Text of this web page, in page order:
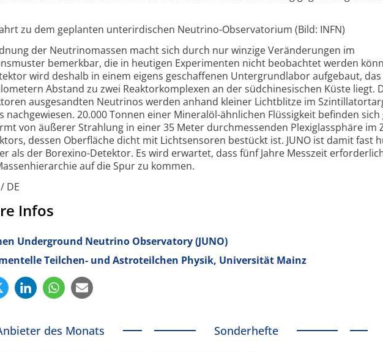
zu dem geplanten unterirdischen Neutrino-Observatorium (Bild: INFN)
der Neutrinomassen macht sich durch nur winzige Veränderungen im
bemerkbar, die in heutigen Experimenten nicht beobachtet werden
wird deshalb in einem eigens geschaffenen Untergrundlabor aufgebaut,
Abstand zu zwei Reaktorkomplexen an der südchinesischen Küste liegt.
ausgesandten Neutrinos werden anhand kleiner Lichtblitze im
nachgewiesen. 20.000 Tonnen einer Mineralöl-ähnlichen Flüssigkeit befinden sich
von äußerer Strahlung in einer 35 Meter durchmessenden Plexiglassphäre im
dessen Oberfläche dicht mit Lichtsensoren bestückt ist. JUNO ist damit fast
als der Borexino-Detektor. Es wird erwartet, dass fünf Jahre Messzeit
auf die Spur zu kommen.
DE
Infos
Underground Neutrino Observatory (JUNO)
Teilchen- und Astroteilchen Physik, Universität Mainz
des Monats Sonderhefte